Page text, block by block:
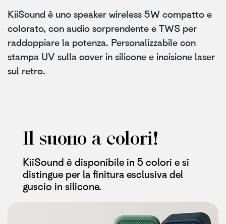
KiiSound è uno speaker wireless 5W compatto e
colorato, con audio sorprendente e TWS per
raddoppiare la potenza. Personalizzabile con
stampa UV sulla cover in silicone e incisione laser
sul retro.
Il suono a colori!
KiiSound è disponibile in 5 colori e si
distingue per la finitura esclusiva del
guscio in silicone.